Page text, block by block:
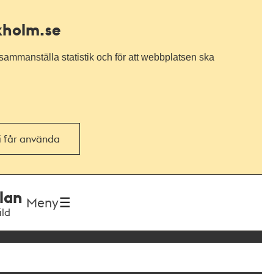
statistik och för att webbplatsen ska
får använda
Meny